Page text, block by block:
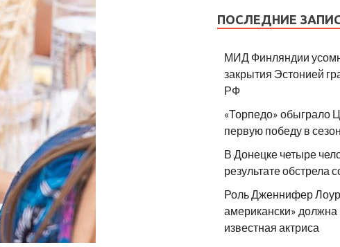
ПОСЛЕДНИЕ
МИД Финляндии
закрытия Эстонией
РФ
«Торпедо» обыграло
первую победу в
В Донецке четыре
результате обстрела
Роль Дженнифер
американски» должна
известная актриса